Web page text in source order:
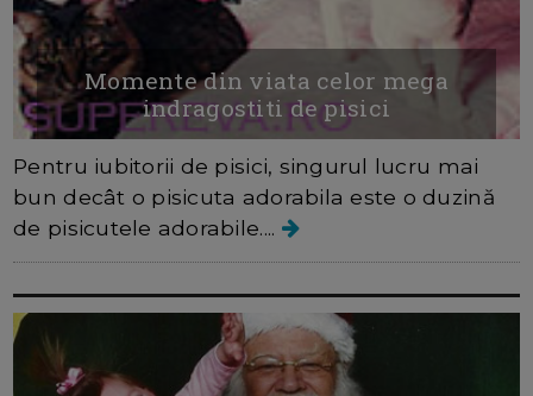
Momente din viata celor mega
indragostiti de pisici
Pentru iubitorii de pisici, singurul lucru mai
bun decât o pisicuta adorabila este o duzină
de pisicutele adorabile....